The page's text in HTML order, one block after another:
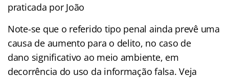
praticada por João
Note-se que o referido tipo penal ainda prevê uma
causa de aumento para o delito, no caso de
dano significativo ao meio ambiente, em
decorrência do uso da informação falsa. Veja